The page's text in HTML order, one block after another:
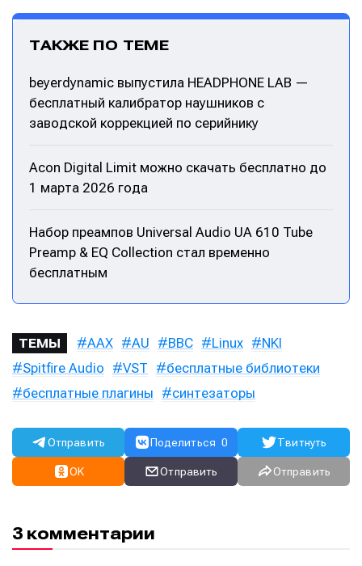
ТАКЖЕ ПО ТЕМЕ
beyerdynamic выпустила HEADPHONE LAB —
бесплатный калибратор наушников с
заводской коррекцией по серийнику
Acon Digital Limit можно скачать бесплатно до
1 марта 2026 года
Набор преампов Universal Audio UA 610 Tube
Preamp & EQ Collection стал временно
бесплатным
ТЕМЫ AAX AU BBC Linux
NKI
Spitfire Audio
VST
бесплатные библиотеки
бесплатные плагины
синтезаторы
Отправить Поделиться 0 Твитнуть
OK Отправить Отправить
3 комментарии